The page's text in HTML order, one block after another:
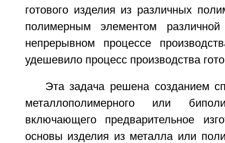
готового изделия из различных
полимерным элементом
непрерывном процессе
удешевило процесс производства
Эта задача решена созданием
металлополимерного или
включающего предварительное
основы изделия из металла или